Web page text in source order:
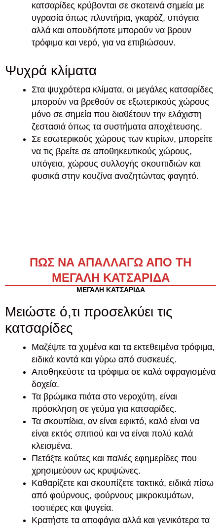
κατσαρίδες κρύβονται σε σκοτεινά σημεία με
υγρασία όπως πλυντήρια, γκαράζ, υπόγεια
αλλά και οπουδήποτε μπορούν να βρουν
τρόφιμα και νερό, για να επιβιώσουν.
Ψυχρά κλίματα
Στα ψυχρότερα κλίματα, οι μεγάλες κατσαρίδες
μπορούν να βρεθούν σε εξωτερικούς χώρους
μόνο σε σημεία που διαθέτουν την ελάχιστη
ζεστασιά όπως τα συστήματα αποχέτευσης.
Σε εσωτερικούς χώρους των κτιρίων, μπορείτε
να τις βρείτε σε αποθηκευτικούς χώρους,
υπόγεια, χώρους συλλογής σκουπιδιών και
φυσικά στην κουζίνα αναζητώντας φαγητό.
ΠΩΣ ΝΑ ΑΠΑΛΛΑΓΩ ΑΠΟ ΤΗ
ΜΕΓΑΛΗ ΚΑΤΣΑΡΙΔΑ
ΜΕΓΑΛΗ ΚΑΤΣΑΡΙΔΑ
Μειώστε ό,τι προσελκύει τις
κατσαρίδες
Μαζέψτε τα χυμένα και τα εκτεθειμένα τρόφιμα,
ειδικά κοντά και γύρω από συσκευές.
Αποθηκεύστε τα τρόφιμα σε καλά σφραγισμένα
δοχεία.
Τα βρώμικα πιάτα στο νεροχύτη, είναι
πρόσκληση σε γεύμα για κατσαρίδες.
Τα σκουπίδια, αν είναι εφικτό, καλό είναι να
είναι εκτός σπιτιού και να είναι πολύ καλά
κλεισμένα.
Πετάξτε κούτες και παλιές εφημερίδες που
χρησιμεύουν ως κρυψώνες.
Καθαρίζετε και σκουπίζετε τακτικά, ειδικά πίσω
από φούρνους, φούρνους μικροκυμάτων,
τοστιέρες και ψυγεία.
Κρατήστε τα αποφάγια αλλά και γενικότερα τα